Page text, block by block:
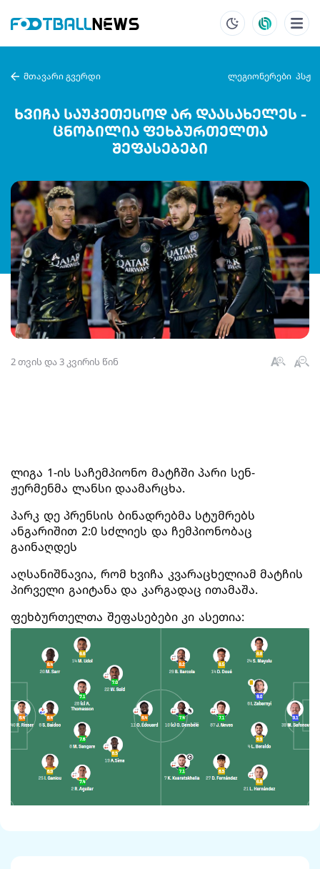
მთავარი გვერდი ლეგიონერები პსჟ
ხვიჩა საუკეთესოდ არ დაასახელეს -
ცნობილია ფეხბურთელთა
შეფასებები
2 თვის და 3 კვირის წინ
ლიგა 1-ის საჩემპიონო მატჩში პარი სენ-
ჟერმენმა ლანსი დაამარცხა.
პარკ დე პრენსის ბინადრებმა სტუმრებს
ანგარიშით 2:0 სძლიეს და ჩემპიონობაც
გაინაღდეს
აღსანიშნავია, რომ ხვიჩა კვარაცხელიამ მატჩის
პირველი გაიტანა და კარგადაც ითამაშა.
ფეხბურთელთა შეფასებები კი ასეთია: